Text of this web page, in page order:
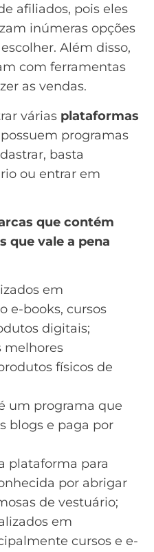
afiliados, pois eles
inúmeras opções
Além disso,
com ferramentas
as vendas.
várias plataformas
programas
basta
ou entrar em
que contém
que vale a pena
em
e-books, cursos
digitais;
melhores
físicos de
um programa que
blogs e paga por
plataforma para
por abrigar
de vestuário;
em
cursos e e-